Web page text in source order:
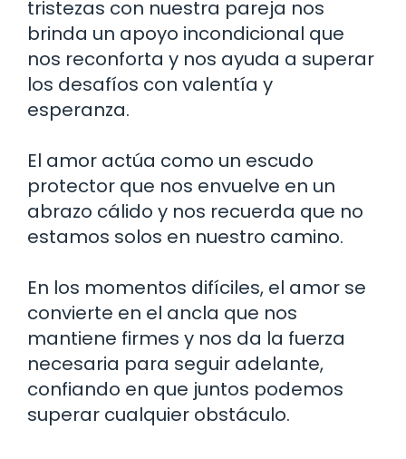
tristezas con nuestra pareja nos
brinda un apoyo incondicional que
nos reconforta y nos ayuda a superar
los desafíos con valentía y
esperanza.
El amor actúa como un escudo
protector que nos envuelve en un
abrazo cálido y nos recuerda que no
estamos solos en nuestro camino.
En los momentos difíciles, el amor se
convierte en el ancla que nos
mantiene firmes y nos da la fuerza
necesaria para seguir adelante,
confiando en que juntos podemos
superar cualquier obstáculo.